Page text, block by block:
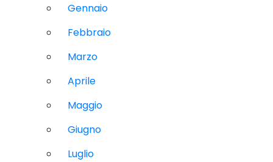
Gennaio
Febbraio
Marzo
Aprile
Maggio
Giugno
Luglio